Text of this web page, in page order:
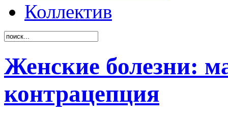
Коллектив
Женские болезни:
контрацепция